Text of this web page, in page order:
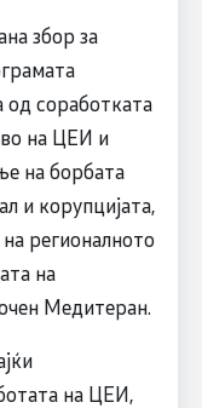
збор за
од соработката
на ЦЕИ и
на борбата
и корупцијата,
регионалното
на
Медитеран.
на ЦЕИ,